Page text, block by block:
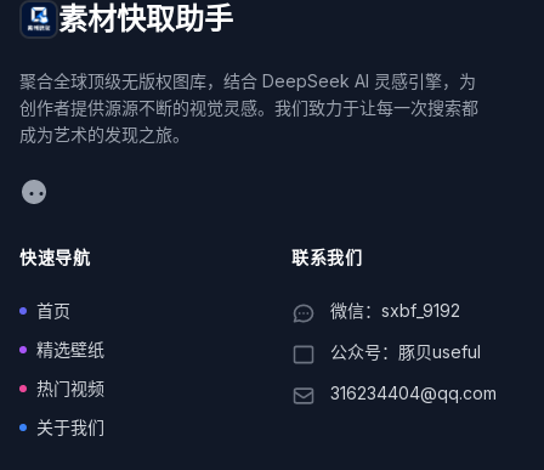
素材快取助手
聚合全球顶级无版权图库，结合 DeepSeek AI 灵感引擎，为
创作者提供源源不断的视觉灵感。我们致力于让每一次搜索都
成为艺术的发现之旅。
WeChat
快速导航
首页
精选壁纸
热门视频
关于我们
联系我们
微信：sxbf_9192
公众号：豚贝useful
316234404@qq.com